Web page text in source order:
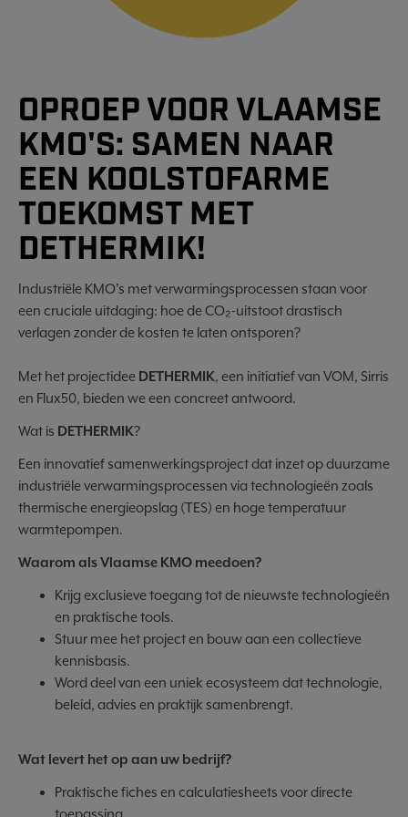
OPROEP VOOR VLAAMSE
KMO'S: SAMEN NAAR
EEN KOOLSTOFARME
TOEKOMST MET
DETHERMIK!
Industriële KMO’s met verwarmingsprocessen staan voor
een cruciale uitdaging: hoe de CO₂-uitstoot drastisch
verlagen zonder de kosten te laten ontsporen?
Met het projectidee DETHERMIK, een initiatief van VOM, Sirris
en Flux50, bieden we een concreet antwoord.
Wat is DETHERMIK?
Een innovatief samenwerkingsproject dat inzet op duurzame
industriële verwarmingsprocessen via technologieën zoals
thermische energieopslag (TES) en hoge temperatuur
warmtepompen.
Waarom als Vlaamse KMO meedoen?
Krijg exclusieve toegang tot de nieuwste technologieën
en praktische tools.
Stuur mee het project en bouw aan een collectieve
kennisbasis.
Word deel van een uniek ecosysteem dat technologie,
beleid, advies en praktijk samenbrengt.
Wat levert het op aan uw bedrijf?
Praktische fiches en calculatiesheets voor directe
toepassing.